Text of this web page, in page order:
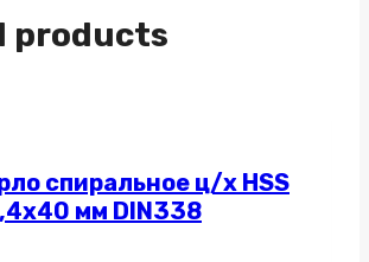
products
спиральное ц/х HSS
мм DIN338